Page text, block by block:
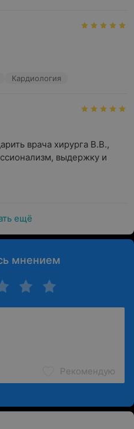
Кардиология
врача хирурга В.В.,
выдержку и
ещё
мнением
Рекомендую